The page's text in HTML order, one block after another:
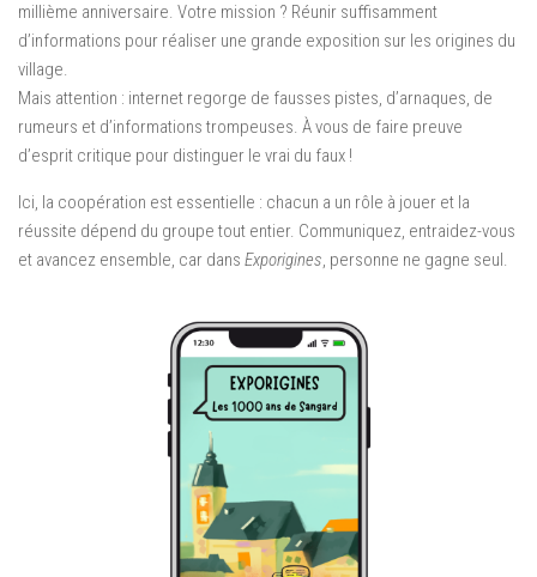
millième anniversaire. Votre mission ? Réunir suffisamment
d’informations pour réaliser une grande exposition sur les origines du
village.
Mais attention : internet regorge de fausses pistes, d’arnaques, de
rumeurs et d’informations trompeuses. À vous de faire preuve
d’esprit critique pour distinguer le vrai du faux !
Ici, la coopération est essentielle : chacun a un rôle à jouer et la
réussite dépend du groupe tout entier. Communiquez, entraidez-vous
et avancez ensemble, car dans Exporigines, personne ne gagne seul.